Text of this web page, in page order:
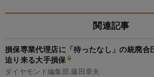
関連記事
損保専業代理店に「待ったなし」の統廃合
迫り来る大手損保
ダイヤモンド編集部,藤田章夫